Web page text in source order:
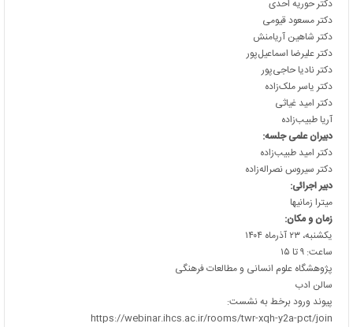
دکتر حوریه احدی
دکتر مسعود قیومی
دکتر شاهین آریامنش
دکتر علیرضا اسماعیل‌پور
دکتر نادیا حاجی‌پور
دکتر یاسر ملک‌زاده
دکتر امید غیاثی
آریا طبیب‌زاده
دبیران علمی جلسه:
دکتر امید طبیب‌زاده
دکتر سیروس نصراله‌زاده
دبیر اجرائی:
میترا زمانیها
زمان و مکان:
یکشنبه، ۲۳ آذرماه ۱۴۰۴
ساعت: ۹ تا ۱۵
پژوهشگاه علوم انسانی و مطالعات فرهنگی
سالن ادب
پیوند ورود برخط به نشست:
https://webinar.ihcs.ac.ir/rooms/twr-xqh-y2a-pct/join